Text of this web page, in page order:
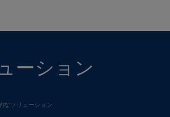
ーション
なソリューション